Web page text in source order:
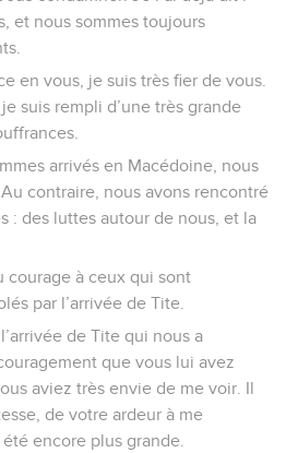
et nous sommes toujours
en vous, je suis très fier de vous.
suis rempli d’une très grande
arrivés en Macédoine, nous
contraire, nous avons rencontré
: des luttes autour de nous, et la
courage à ceux qui sont
par l’arrivée de Tite.
de Tite qui nous a
que vous lui avez
aviez très envie de me voir. Il
de votre ardeur à me
encore plus grande.